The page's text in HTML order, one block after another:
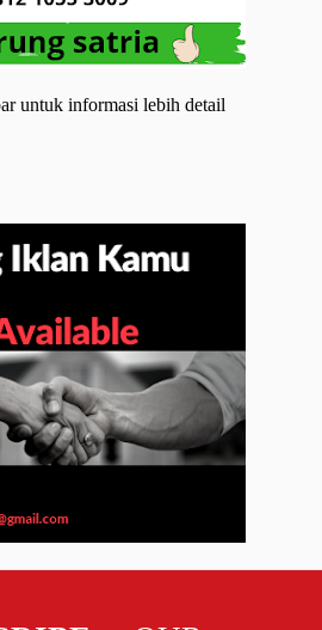
untuk informasi lebih detail